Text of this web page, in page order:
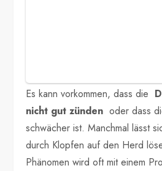
Es kann vorkommen, dass die
nicht gut zünden oder dass
schwächer ist. Manchmal lässt
durch Klopfen auf den Herd
Phänomen wird oft mit einem